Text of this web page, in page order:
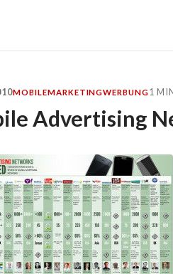
MOBILEMARKETINGWERBUNG1
Advertising